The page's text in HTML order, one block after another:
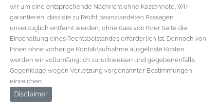
wir um eine entsprechende Nachricht ohne Kostennote. Wir
garantieren, dass die zu Recht beanstandeten Passagen
unverzüglich entfernt werden, ohne dass von Ihrer Seite die
Einschaltung eines Rechtsbeistandes erforderlich ist. Dennoch von
Ihnen ohne vorherige Kontaktaufnahme ausgelöste Kosten
werden wir vollumfänglich zurückweisen und gegebenenfalls
Gegenklage wegen Verletzung vorgenannter Bestimmungen
einreichen.
Disclaimer